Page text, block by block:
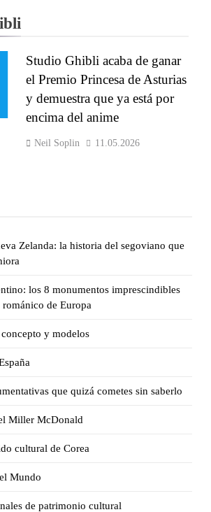
Zelanda: la historia del segoviano que
los 8 monumentos imprescindibles
de Europa
y modelos
que quizá cometes sin saberlo
Miller McDonald
cultural de Corea
Mundo
de patrimonio cultural
Studio Ghibli acaba de ganar
el Premio Princesa de Asturias
y demuestra que ya está por
encima del anime
Neil Soplin 11.05.2026